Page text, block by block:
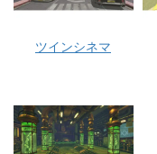
ツインシネマ